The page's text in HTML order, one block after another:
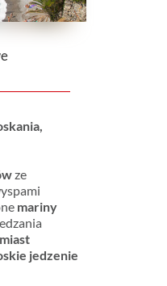
ze
mariny
jedzenie